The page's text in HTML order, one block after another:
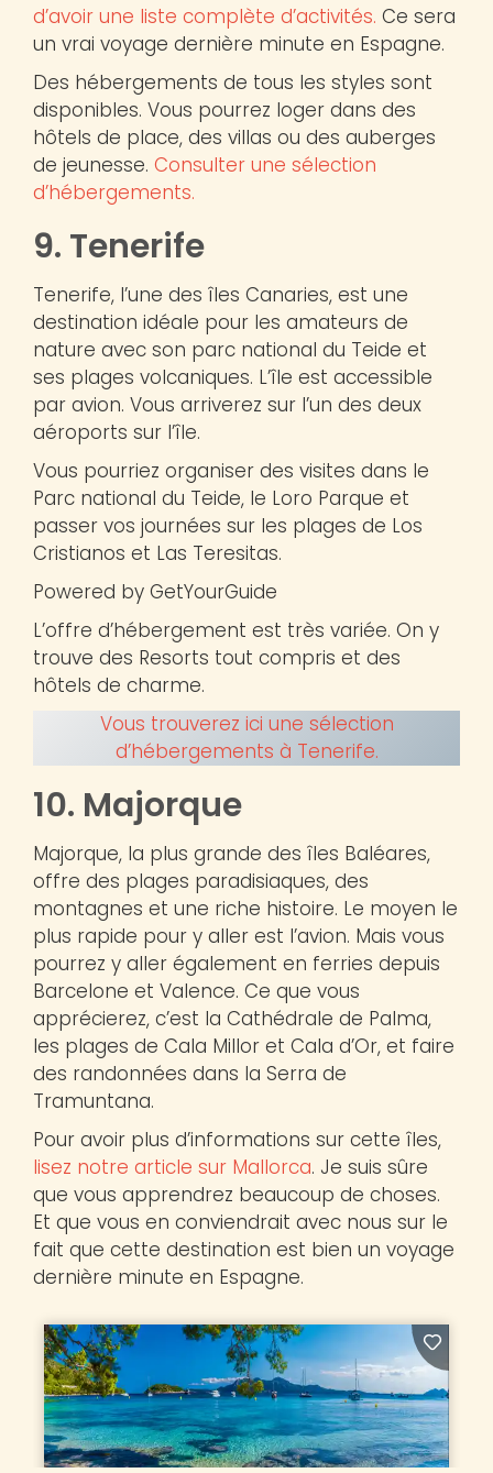
d’avoir une liste complète d’activités. Ce sera
un vrai voyage dernière minute en Espagne.
Des hébergements de tous les styles sont
disponibles. Vous pourrez loger dans des
hôtels de place, des villas ou des auberges
de jeunesse. Consulter une sélection
d’hébergements.
9. Tenerife
Tenerife, l’une des îles Canaries, est une
destination idéale pour les amateurs de
nature avec son parc national du Teide et
ses plages volcaniques. L’île est accessible
par avion. Vous arriverez sur l’un des deux
aéroports sur l’île.
Vous pourriez organiser des visites dans le
Parc national du Teide, le Loro Parque et
passer vos journées sur les plages de Los
Cristianos et Las Teresitas.
Powered by GetYourGuide
L’offre d’hébergement est très variée. On y
trouve des Resorts tout compris et des
hôtels de charme.
Vous trouverez ici une sélection
d’hébergements à Tenerife.
10. Majorque
Majorque, la plus grande des îles Baléares,
offre des plages paradisiaques, des
montagnes et une riche histoire. Le moyen le
plus rapide pour y aller est l’avion. Mais vous
pourrez y aller également en ferries depuis
Barcelone et Valence. Ce que vous
apprécierez, c’est la Cathédrale de Palma,
les plages de Cala Millor et Cala d’Or, et faire
des randonnées dans la Serra de
Tramuntana.
Pour avoir plus d’informations sur cette îles,
lisez notre article sur Mallorca. Je suis sûre
que vous apprendrez beaucoup de choses.
Et que vous en conviendrait avec nous sur le
fait que cette destination est bien un voyage
dernière minute en Espagne.